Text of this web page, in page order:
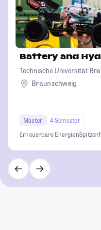
Battery and
Technische Universität
Braunschweig
Master
4 Semester
Erneuerbare Energien